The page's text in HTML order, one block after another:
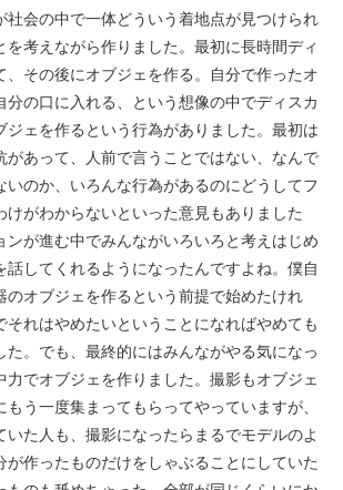
社会の中で一体どういう着地点が見つけられ
を考えながら作りました。最初に長時間ディ
、その後にオブジェを作る。自分で作ったオ
分の口に入れる、という想像の中でディスカ
ジェを作るという行為がありました。最初は
があって、人前で言うことではない、なんで
いのか、いろんな行為があるのにどうしてフ
けがわからないといった意見もありました
ンが進む中でみんながいろいろと考えはじめ
話してくれるようになったんですよね。僕自
のオブジェを作るという前提で始めたけれ
それはやめたいということになればやめても
た。でも、最終的にはみんながやる気になっ
力でオブジェを作りました。撮影もオブジェ
う一度集まってもらってやっていますが、
いた人も、撮影になったらまるでモデルのよ
が作ったものだけをしゃぶることにしていた